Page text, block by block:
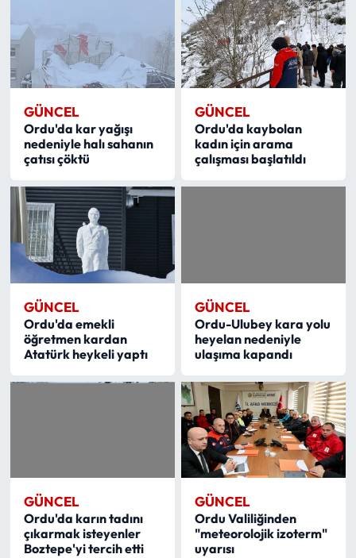
GÜNCEL
Ordu'da kar yağışı
nedeniyle halı sahanın
çatısı çöktü
GÜNCEL
Ordu'da kaybolan
kadın için arama
çalışması başlatıldı
GÜNCEL
Ordu'da emekli
öğretmen kardan
Atatürk heykeli yaptı
GÜNCEL
Ordu-Ulubey kara yolu
heyelan nedeniyle
ulaşıma kapandı
GÜNCEL
Ordu'da karın tadını
çıkarmak isteyenler
Boztepe'yi tercih etti
GÜNCEL
Ordu Valiliğinden
"meteorolojik izoterm"
uyarısı